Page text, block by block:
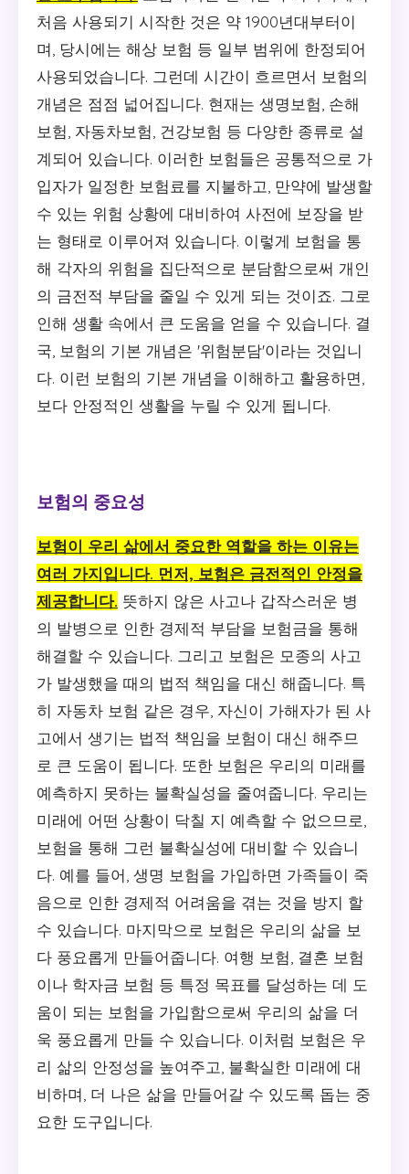
처음 사용되기 시작한 것은 약 1900년대부터이
며, 당시에는 해상 보험 등 일부 범위에 한정되어
사용되었습니다. 그런데 시간이 흐르면서 보험의
개념은 점점 넓어집니다. 현재는 생명보험, 손해
보험, 자동차보험, 건강보험 등 다양한 종류로 설
계되어 있습니다. 이러한 보험들은 공통적으로 가
입자가 일정한 보험료를 지불하고, 만약에 발생할
수 있는 위험 상황에 대비하여 사전에 보장을 받
는 형태로 이루어져 있습니다. 이렇게 보험을 통
해 각자의 위험을 집단적으로 분담함으로써 개인
의 금전적 부담을 줄일 수 있게 되는 것이죠. 그로
인해 생활 속에서 큰 도움을 얻을 수 있습니다. 결
국, 보험의 기본 개념은 '위험분담'이라는 것입니
다. 이런 보험의 기본 개념을 이해하고 활용하면,
보다 안정적인 생활을 누릴 수 있게 됩니다.
보험의 중요성
보험이 우리 삶에서 중요한 역할을 하는 이유는
여러 가지입니다. 먼저, 보험은 금전적인 안정을
제공합니다. 뜻하지 않은 사고나 갑작스러운 병
의 발병으로 인한 경제적 부담을 보험금을 통해
해결할 수 있습니다. 그리고 보험은 모종의 사고
가 발생했을 때의 법적 책임을 대신 해줍니다. 특
히 자동차 보험 같은 경우, 자신이 가해자가 된 사
고에서 생기는 법적 책임을 보험이 대신 해주므
로 큰 도움이 됩니다. 또한 보험은 우리의 미래를
예측하지 못하는 불확실성을 줄여줍니다. 우리는
미래에 어떤 상황이 닥칠 지 예측할 수 없으므로,
보험을 통해 그런 불확실성에 대비할 수 있습니
다. 예를 들어, 생명 보험을 가입하면 가족들이 죽
음으로 인한 경제적 어려움을 겪는 것을 방지 할
수 있습니다. 마지막으로 보험은 우리의 삶을 보
다 풍요롭게 만들어줍니다. 여행 보험, 결혼 보험
이나 학자금 보험 등 특정 목표를 달성하는 데 도
움이 되는 보험을 가입함으로써 우리의 삶을 더
욱 풍요롭게 만들 수 있습니다. 이처럼 보험은 우
리 삶의 안정성을 높여주고, 불확실한 미래에 대
비하며, 더 나은 삶을 만들어갈 수 있도록 돕는 중
요한 도구입니다.